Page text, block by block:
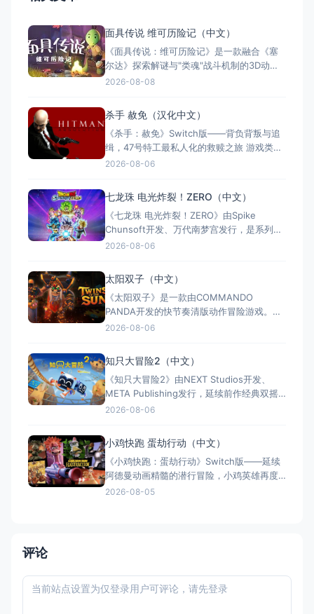
面具传说 维可历险记（中文）
《面具传说：维可历险记》是一款融合《塞
尔达》探索解谜与"类魂"战斗机制的3D动作
冒险游戏。玩家扮演冒险家维可，在奇幻世
程，Switch版售价$21.99。Steam玩家评
测"多半好评"，好评率85%，以创意谜题与扎
实的打击
2026-08-08
杀手 赦免（汉化中文）
《杀手：赦免》Switch版——背负背叛与追
缉，47号特工最私人化的救赎之旅 游戏类
型：动作冒险类（第三人称潜行暗杀 × 动作
称：杀手：赦免（官方繁体中文定名） 美国
名称：Hitman: Absoluti
2026-08-06
七龙珠 电光炸裂！ZERO（中文）
《七龙珠 电光炸裂！ZERO》由Spike
Chunsoft开发、万代南梦宫发行，是系列暌
违17年的正统续作。Switch及Switch 2双平
的高速3D格斗为核心，支持体感操控与全区
中文，融合故事、竞技与创作多种模式。
2026-08-06
太阳双子（中文）
《太阳双子》是一款由COMMANDO
PANDA开发的快节奏清版动作冒险游戏。双
胞胎兄弟为拯救被掳走的妹妹，踏上横跨荒
佳选择；25个手工关卡、史诗头目战与即时
强化系统带来丰富体验。全区中文支持，容
量仅1GB，Switch/S
2026-08-06
知只大冒险2（中文）
《知只大冒险2》由NEXT Studios开发、
META Publishing发行，延续前作经典双摇
杆控制双腿的玩法，首次支持最多4人联机合
持跨平台联机与全区中文，2025年11月5日
全平台发售，Switch港服约73
2026-08-06
小鸡快跑 蛋劫行动（中文）
《小鸡快跑：蛋劫行动》Switch版——延续
阿德曼动画精髓的潜行冒险，小鸡英雄再度
集结 游戏类型：动作冒险类（潜行 × 动作平
2026-08-05
评论